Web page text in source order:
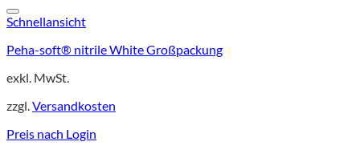
Schnellansicht
Peha-soft® nitrile White Großpackung
exkl. MwSt.
zzgl.Versandkosten
Preis nach Login